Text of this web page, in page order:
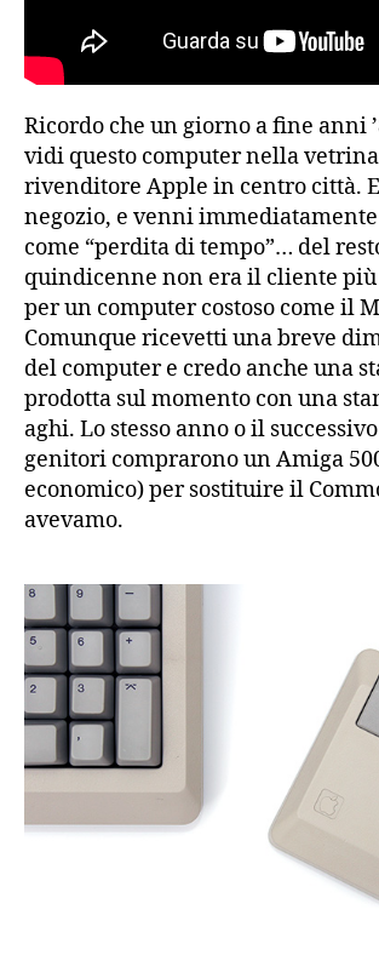
Ricordo che un giorno a fine anni
vidi questo computer nella
rivenditore Apple in centro città.
negozio, e venni
come “perdita di tempo”… del
quindicenne non era il cliente
per un computer costoso come il
Comunque ricevetti una breve
del computer e credo anche una
prodotta sul momento con una
aghi. Lo stesso anno o il
genitori comprarono un Amiga
economico) per sostituire il
avevamo.